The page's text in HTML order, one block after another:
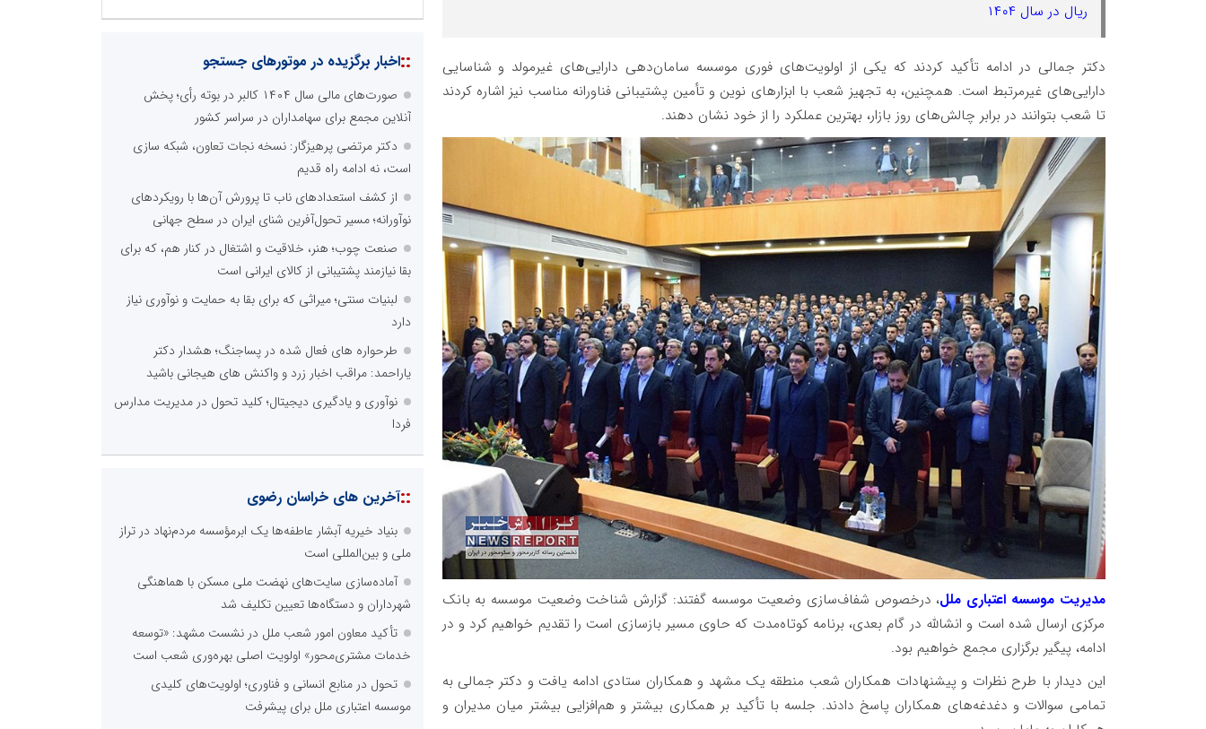
ریال در سال ۱۴۰۴
دکتر جمالی در ادامه تأکید کردند که یکی از اولویت‌های فوری موسسه سامان‌دهی دارایی‌های غیرمولد و شناسایی
دارایی‌های غیرمرتبط است. همچنین، به تجهیز شعب با ابزارهای نوین و تأمین پشتیبانی فناورانه مناسب نیز اشاره کردند
تا شعب بتوانند در برابر چالش‌های روز بازار، بهترین عملکرد را از خود نشان دهند.
مدیریت موسسه اعتباری ملل، درخصوص شفاف‌سازی وضعیت موسسه گفتند: گزارش شناخت وضعیت موسسه به بانک
مرکزی ارسال شده است و انشالله در گام بعدی، برنامه کوتاه‌مدت که حاوی مسیر بازسازی است را تقدیم خواهیم کرد و در
ادامه، پیگیر برگزاری مجمع خواهیم بود.
این دیدار با طرح نظرات و پیشنهادات همکاران شعب منطقه یک مشهد و همکاران ستادی ادامه یافت و دکتر جمالی به
تمامی سوالات و دغدغه‌های همکاران پاسخ دادند. جلسه با تأکید بر همکاری بیشتر و هم‌افزایی بیشتر میان مدیران و
::اخبار برگزیده در موتورهای جستجو
صورت‌های مالی سال ۱۴۰۴ کالبر در بوته رأی؛ پخش
آنلاین مجمع برای سهامداران در سراسر کشور
دکتر مرتضی پرهیزگار: نسخه نجات تعاون، شبکه سازی
است، نه ادامه راه قدیم
از کشف استعدادهای ناب تا پرورش آن‌ها با رویکردهای
نوآورانه؛ مسیر تحول‌آفرین شنای ایران در سطح جهانی
صنعت چوب؛ هنر، خلاقیت و اشتغال در کنار هم، که برای
بقا نیازمند پشتیبانی از کالای ایرانی است
لبنیات سنتی؛ میراثی که برای بقا به حمایت و نوآوری نیاز
دارد
طرحواره های فعال شده در پساجنگ؛ هشدار دکتر
یاراحمد: مراقب اخبار زرد و واکنش های هیجانی باشید
نوآوری و یادگیری دیجیتال؛ کلید تحول در مدیریت مدارس
فردا
::آخرین های خراسان رضوی
بنیاد خیریه آبشار عاطفه‌ها یک ابرمؤسسه مردم‌نهاد در تراز
ملی و بین‌المللی است
آماده‌سازی سایت‌های نهضت ملی مسکن با هماهنگی
شهرداران و دستگاه‌ها تعیین تکلیف شد
تأکید معاون امور شعب ملل در نشست مشهد: «توسعه
خدمات مشتری‌محور» اولویت اصلی بهره‌وری شعب است
تحول در منابع انسانی و فناوری؛ اولویت‌های کلیدی
موسسه اعتباری ملل برای پیشرفت